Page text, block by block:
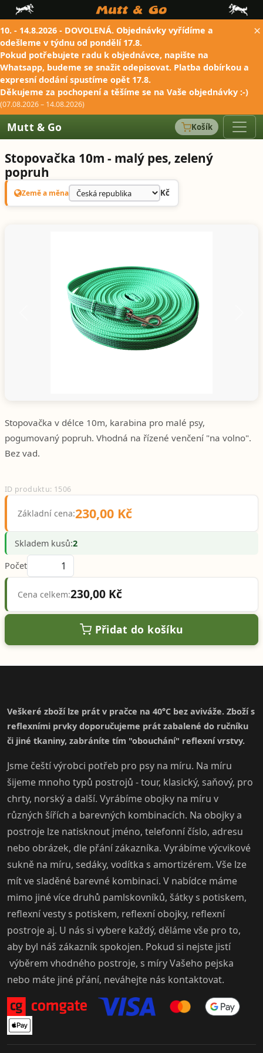
10. - 14.8.2026 - DOVOLENÁ. Objednávky vyřídíme a
odešleme v týdnu od pondělí 17.8.
Pokud potřebujete radu k objednávce, napište na
Whatsapp, budeme se snažit odepisovat. Platba dobírkou a
expresní dodání spustíme opět 17.8.
Děkujeme za pochopení a těšíme se na Vaše objednávky :-)
(07.08.2026 – 14.08.2026)
×
Mutt & Go Košík
Stopovačka 10m - malý pes, zelený
popruh
Země a měna Kč
Stopovačka v délce 10m, karabina pro malé psy,
pogumovaný popruh. Vhodná na řízené venčení "na volno".
Bez vad.
ID produktu: 1506
Základní cena:230,00 Kč
Skladem kusů:2
Počet
Cena celkem:230,00 Kč
Přidat do košíku
Veškeré zboží lze prát v pračce na 40°C bez aviváže. Zboží s
reflexními prvky doporučujeme prát zabalené do ručníku
či jiné tkaniny, zabráníte tím "obouchání" reflexní vrstvy.
Jsme čeští výrobci potřeb pro psy na míru. Na míru
šijeme mnoho typů postrojů - tour, klasický, saňový, pro
chrty, norský a další. Vyrábíme obojky na míru v
různých šířích a barevných kombinacích. Na obojky a
postroje lze natisknout jméno, telefonní číslo, adresu
nebo obrázek, dle přání zákazníka. Vyrábíme výcvikové
sukně na míru, sedáky, vodítka s amortizérem. Vše lze
mít ve sladěné barevné kombinaci. V nabídce máme
mimo jiné více druhů pamlskovníků, šátky s potiskem,
reflexní vesty s potiskem, reflexní obojky, reflexní
postroje aj. U nás si vybere každý, děláme vše pro to,
aby byl náš zákazník spokojen. Pokud si nejste jistí
výběrem vhodného postroje, s míry Vašeho pejska
nebo máte jiné přání, neváhejte nás kontaktovat.